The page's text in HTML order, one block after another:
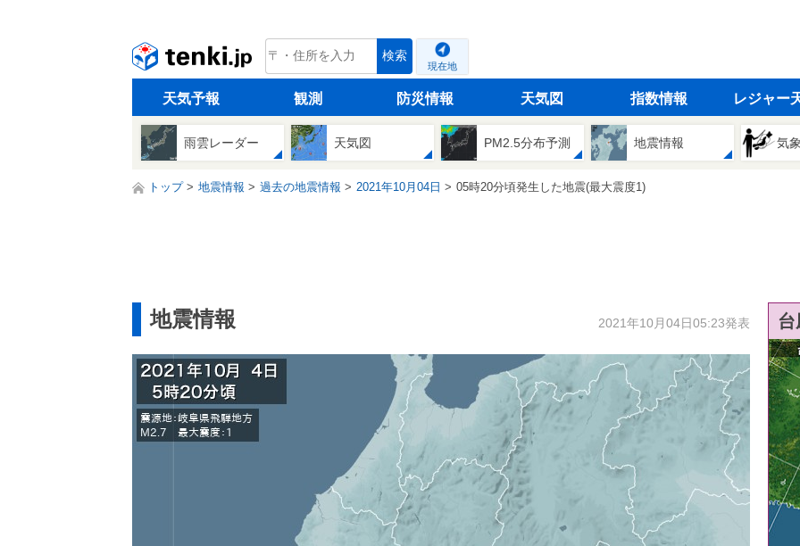
tenki.jp 検索
現在地
天気予報 観測 防災情報 天気図 指数情報 レジャー
雨雲レーダー 天気図 PM2.5分布予測 地震情報 気
トップ 地震情報 過去の地震情報 2021年10月04日 05時20分頃発生した地震(最大震度1)
地震情報 2021年10月04日05:23発表